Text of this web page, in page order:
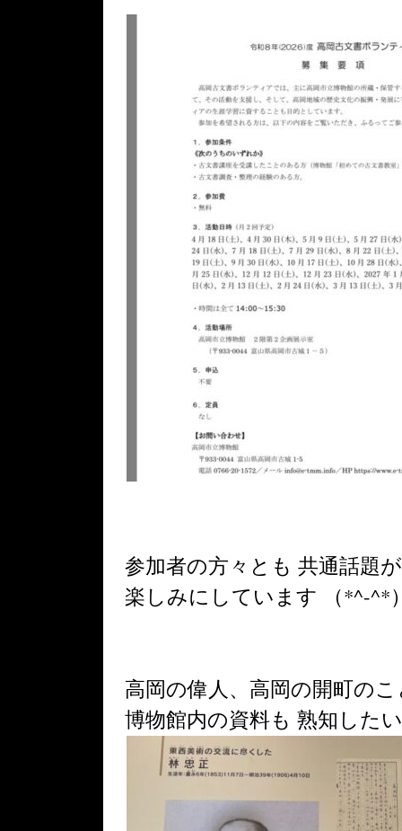
参加者の方々とも 共通話題
楽しみにしています （*^-^*
高岡の偉人、高岡の開町の
博物館内の資料も 熟知した